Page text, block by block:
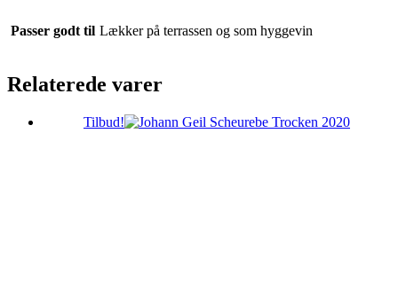
Passer godt til Lækker på terrassen og som hyggevin
Relaterede varer
Tilbud!